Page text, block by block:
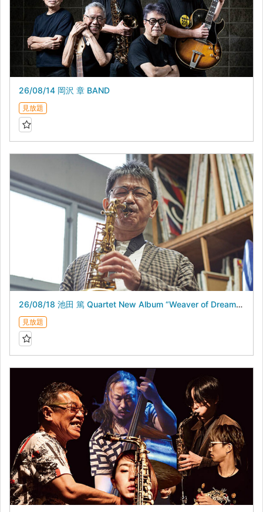
26/08/14 岡沢 章 BAND
見放題
26/08/18 池田 篤 Quartet New Album “Weaver of Dreams”Release Live
見放題